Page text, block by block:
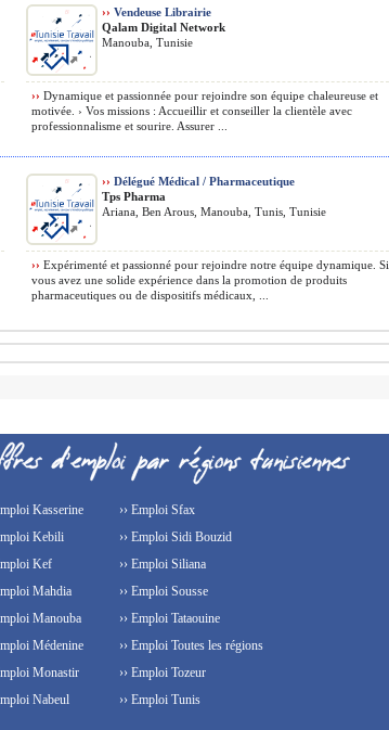
›› Vendeuse Librairie
Qalam Digital Network
Manouba, Tunisie
›› Dynamique et passionnée pour rejoindre son équipe chaleureuse et
motivée. › Vos missions : Accueillir et conseiller la clientèle avec
professionnalisme et sourire. Assurer ...
›› Délégué Médical / Pharmaceutique
Tps Pharma
Ariana, Ben Arous, Manouba, Tunis, Tunisie
›› Expérimenté et passionné pour rejoindre notre équipe dynamique. Si
vous avez une solide expérience dans la promotion de produits
pharmaceutiques ou de dispositifs médicaux, ...
Kasserine
Kebili
Kef
Mahdia
Manouba
Médenine
Monastir
Nabeul
›› Emploi Sfax
›› Emploi Sidi Bouzid
›› Emploi Siliana
›› Emploi Sousse
›› Emploi Tataouine
›› Emploi Toutes les régions
›› Emploi Tozeur
›› Emploi Tunis